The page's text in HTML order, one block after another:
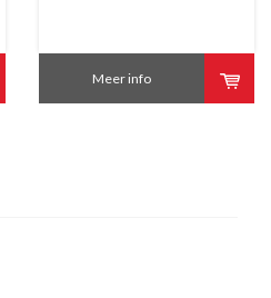
Meer info